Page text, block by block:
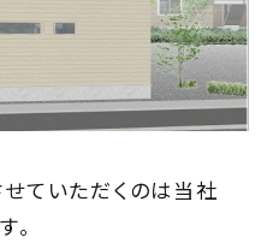
せていただくのは当社
。